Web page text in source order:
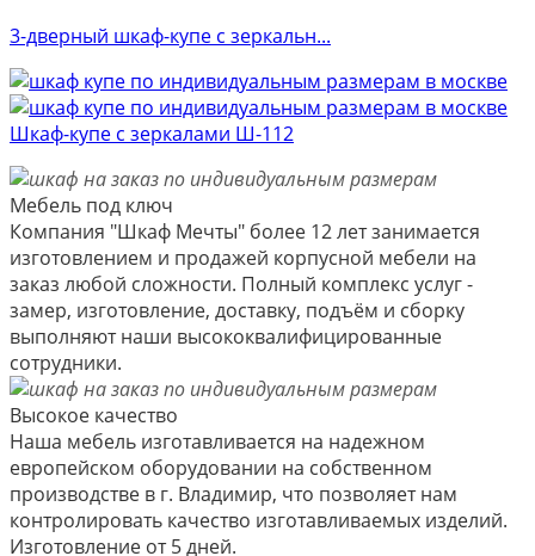
3-дверный шкаф-купе с зеркальн...
Шкаф-купе с зеркалами Ш-112
Мебель под ключ
Компания "Шкаф Мечты" более 12 лет занимается
изготовлением и продажей корпусной мебели на
заказ любой сложности. Полный комплекс услуг -
замер, изготовление, доставку, подъём и сборку
выполняют наши высококвалифицированные
сотрудники.
Высокое качество
Наша мебель изготавливается на надежном
европейском оборудовании на собственном
производстве в г. Владимир, что позволяет нам
контролировать качество изготавливаемых изделий.
Изготовление от 5 дней.